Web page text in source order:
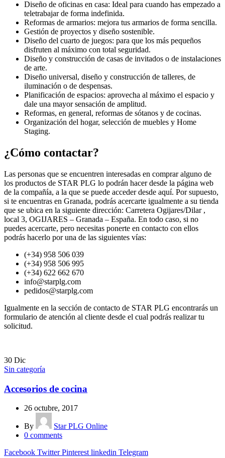
Diseño de oficinas en casa: Ideal para cuando has empezado a
teletrabajar de forma indefinida.
Reformas de armarios: mejora tus armarios de forma sencilla.
Gestión de proyectos y diseño sostenible.
Diseño del cuarto de juegos: para que los más pequeños
disfruten al máximo con total seguridad.
Diseño y construcción de casas de invitados o de instalaciones
de arte.
Diseño universal, diseño y construcción de talleres, de
iluminación o de despensas.
Planificación de espacios: aprovecha al máximo el espacio y
dale una mayor sensación de amplitud.
Reformas, en general, reformas de sótanos y de cocinas.
Organización del hogar, selección de muebles y Home
Staging.
¿Cómo contactar?
Las personas que se encuentren interesadas en comprar alguno de
los productos de STAR PLG lo podrán hacer desde la página web
de la compañía, a la que se puede acceder desde aquí. Por supuesto,
si te encuentras en Granada, podrás acercarte igualmente a su tienda
que se ubica en la siguiente dirección: Carretera Ogijares/Dilar ,
local 3, OGIJARES – Granada – España. En todo caso, si no
puedes acercarte, pero necesitas ponerte en contacto con ellos
podrás hacerlo por una de las siguientes vías:
(+34) 958 506 039
(+34) 958 506 995
(+34) 622 662 670
info@starplg.com
pedidos@starplg.com
Igualmente en la sección de contacto de STAR PLG encontrarás un
formulario de atención al cliente desde el cual podrás realizar tu
solicitud.
30 Dic
Sin categoría
Accesorios de cocina
26 octubre, 2017
By
Star PLG Online
0 comments
Facebook Twitter Pinterest linkedin Telegram